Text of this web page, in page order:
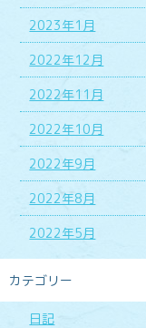
2023年1月
2022年12月
2022年11月
2022年10月
2022年9月
2022年8月
2022年5月
カテゴリー
日記